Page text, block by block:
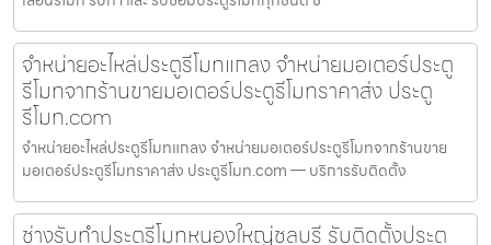
จำหน่ายอะไหล่ประตูรีโมทแกลง จำหน่ายมอเตอร์ประตู
รีโมทจากร้านขายมอเตอร์ประตูรีโมทราคาส่ง ประตู
รีโมท.com
จำหน่ายอะไหล่ประตูรีโมทแกลง จำหน่ายมอเตอร์ประตูรีโมทจากร้านขาย
มอเตอร์ประตูรีโมทราคาส่ง ประตูรีโมท.com — บริการรับติดตั้ง
ช่างรับทำประตูรีโมทหนองใหญ่ชลบุรี รับติดตั้งประตู